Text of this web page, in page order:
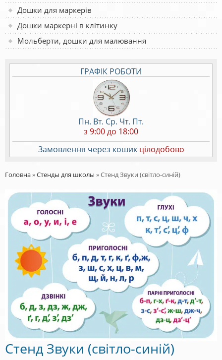
Дошки для маркерів
Дошки маркерні в клітинку
Мольберти, дошки для малювання
ГРАФІК РОБОТИ
Пн. Вт. Ср. Чт. Пт.
з 9:00 до 18:00
Замовлення через кошик цілодобово
Головна»Стенды для школы »Стенд Звуки (світло-синій)
Стенд Звуки (світло-синій)